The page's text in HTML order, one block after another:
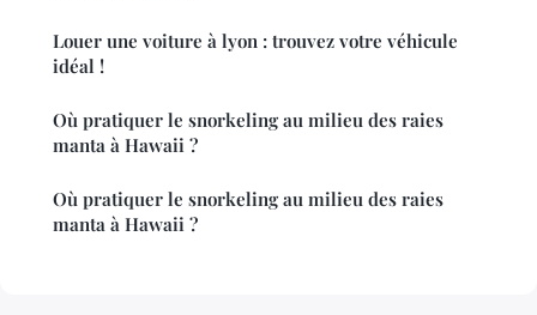
Louer une voiture à lyon : trouvez votre véhicule
idéal !
Où pratiquer le snorkeling au milieu des raies
manta à Hawaii ?
Où pratiquer le snorkeling au milieu des raies
manta à Hawaii ?